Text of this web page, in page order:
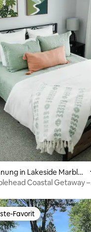
4,99 von 5,
in Lakeside Marble
Coastal Getaway –
Favorit
Favorit